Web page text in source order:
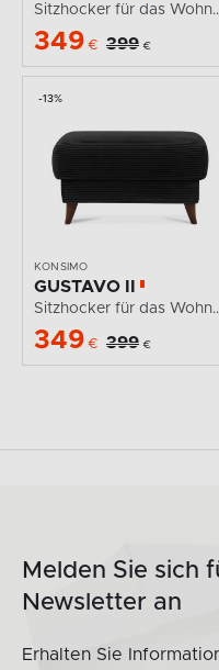
Sitzhocker für das
349 € 399 €
-13%
KONSIMO
GUSTAVO II
Sitzhocker für das
349 € 399 €
Melden Sie sich
Newsletter an
Erhalten Sie